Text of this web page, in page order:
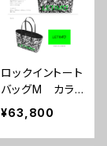
ロックイントート
バッグM カラ
ー/ブレインズホ
ワイト ■配送
まで約１か月
¥63,800